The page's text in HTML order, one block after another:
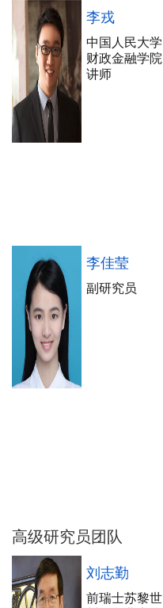
李戎
中国人民大学
财政金融学院
讲师
李佳莹
副研究员
高级研究员团队
刘志勤
前瑞士苏黎世